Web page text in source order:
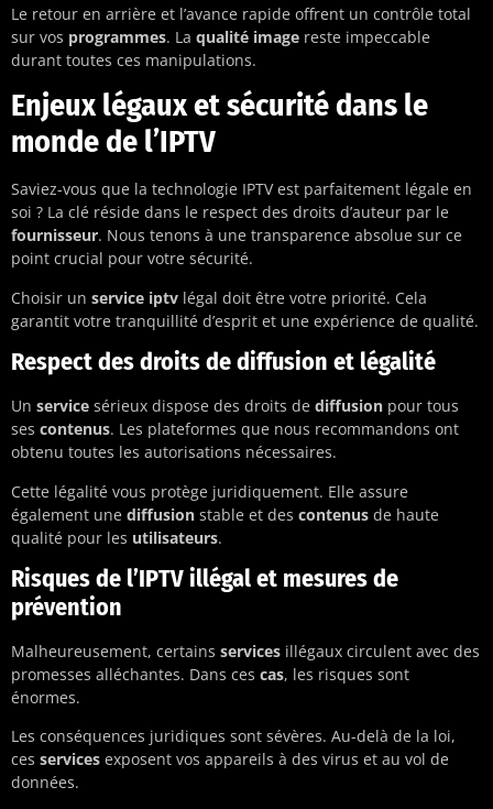
Le retour en arrière et l’avance rapide offrent un contrôle total
sur vos programmes. La qualité image reste impeccable
durant toutes ces manipulations.
Enjeux légaux et sécurité dans le
monde de l’IPTV
Saviez-vous que la technologie IPTV est parfaitement légale en
soi ? La clé réside dans le respect des droits d’auteur par le
fournisseur. Nous tenons à une transparence absolue sur ce
point crucial pour votre sécurité.
Choisir un service iptv légal doit être votre priorité. Cela
garantit votre tranquillité d’esprit et une expérience de qualité.
Respect des droits de diffusion et légalité
Un service sérieux dispose des droits de diffusion pour tous
ses contenus. Les plateformes que nous recommandons ont
obtenu toutes les autorisations nécessaires.
Cette légalité vous protège juridiquement. Elle assure
également une diffusion stable et des contenus de haute
qualité pour les utilisateurs.
Risques de l’IPTV illégal et mesures de
prévention
Malheureusement, certains services illégaux circulent avec des
promesses alléchantes. Dans ces cas, les risques sont
énormes.
Les conséquences juridiques sont sévères. Au-delà de la loi,
ces services exposent vos appareils à des virus et au vol de
données.